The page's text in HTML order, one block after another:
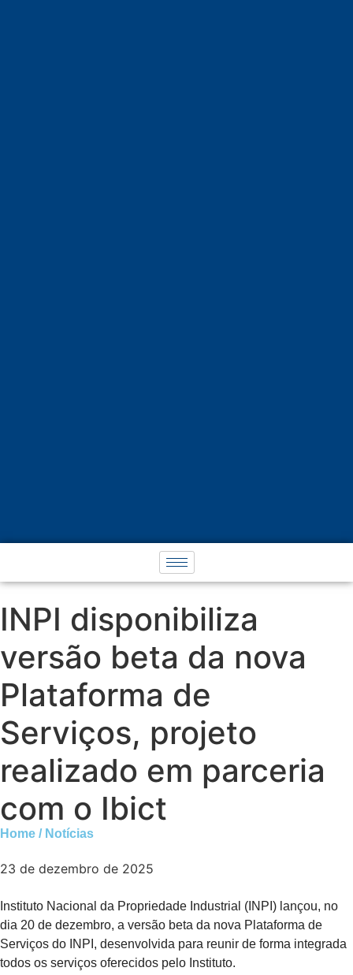
INPI disponibiliza
versão beta da nova
Plataforma de
Serviços, projeto
realizado em parceria
com o Ibict
Home / Notícias
23 de dezembro de 2025
Instituto Nacional da Propriedade Industrial (INPI) lançou, no
dia 20 de dezembro, a versão beta da nova Plataforma de
Serviços do INPI, desenvolvida para reunir de forma integrada
todos os serviços oferecidos pelo Instituto.